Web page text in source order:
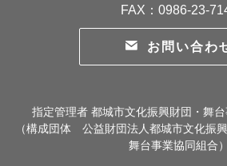
FAX：0986-23-
お問い合わ
指定管理者 都城市文化振興財団・舞
（構成団体 公益財団法人都城市文化振
舞台事業協同組合）